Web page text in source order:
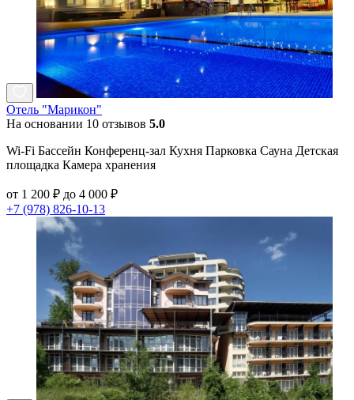
Отель "Марикон"
На основании 10 отзывов 5.0
Wi-Fi Бассейн Конференц-зал Кухня Парковка Сауна Детская
площадка Камера хранения
от 1 200 ₽ до 4 000 ₽
+7 (978) 826-10-13